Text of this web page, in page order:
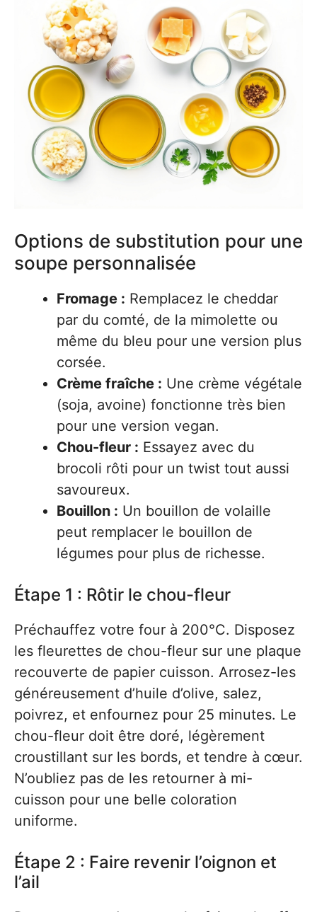
Options de substitution pour une
soupe personnalisée
Fromage : Remplacez le cheddar
par du comté, de la mimolette ou
même du bleu pour une version plus
corsée.
Crème fraîche : Une crème végétale
(soja, avoine) fonctionne très bien
pour une version vegan.
Chou-fleur : Essayez avec du
brocoli rôti pour un twist tout aussi
savoureux.
Bouillon : Un bouillon de volaille
peut remplacer le bouillon de
légumes pour plus de richesse.
Étape 1 : Rôtir le chou-fleur
Préchauffez votre four à 200°C. Disposez
les fleurettes de chou-fleur sur une plaque
recouverte de papier cuisson. Arrosez-les
généreusement d’huile d’olive, salez,
poivrez, et enfournez pour 25 minutes. Le
chou-fleur doit être doré, légèrement
croustillant sur les bords, et tendre à cœur.
N’oubliez pas de les retourner à mi-
cuisson pour une belle coloration
uniforme.
Étape 2 : Faire revenir l’oignon et
l’ail